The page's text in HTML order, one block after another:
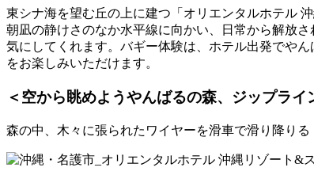
東シナ海を望む丘の上に建つ「オリエンタルホテル
朝凪の静けさのなか水平線に向かい、日常から解放
気にしてくれます。バギー体験は、ホテル出発でや
をお楽しみいただけます。
＜空から眺めようやんばるの森、ジップライ
森の中、木々に張られたワイヤーを滑車で滑り降り